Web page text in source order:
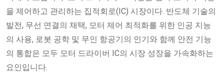
을 제어하고 관리하는 집적회로(IC) 시장이다. 반도체 기술의
발전, 무선 연결의 채택, 모터 제어 최적화를 위한 인공 지능
의 사용, 로봇 공학 및 무인 항공기의 인기와 함께 안전 기능
의 통합은 모두 모터 드라이버 IC의 시장 성장을 가속화하는
요인입니다.